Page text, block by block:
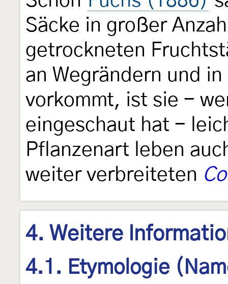
Säcke in großer
getrockneten
an Wegrändern und
vorkommt, ist sie -
eingeschaut hat -
Pflanzenart leben
weiter verbreiteten
4. Weitere
4.1. Etymologie